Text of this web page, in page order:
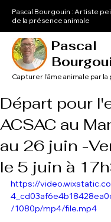
Pascal
Capturer l'âme animale par
Pascal Bourgouin : Artiste
de la présence animale
Départ pour
ACSAC au
au 26 juin -
le 5 juin à
https://
/1080p/mp4/file.mp4